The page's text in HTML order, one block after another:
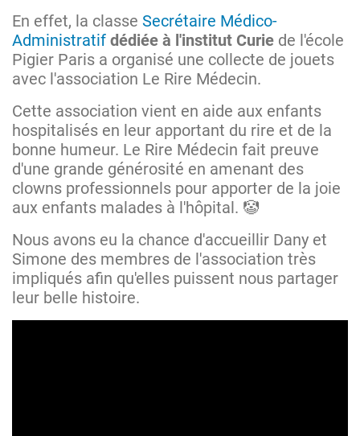
En effet, la classe Secrétaire Médico-
Administratif dédiée à l'institut Curie de l'école
Pigier Paris a organisé une collecte de jouets
avec l'association Le Rire Médecin.
Cette association vient en aide aux enfants
hospitalisés en leur apportant du rire et de la
bonne humeur. Le Rire Médecin fait preuve
d'une grande générosité en amenant des
clowns professionnels pour apporter de la joie
aux enfants malades à l'hôpital. 🤡
Nous avons eu la chance d'accueillir Dany et
Simone des membres de l'association très
impliqués afin qu'elles puissent nous partager
leur belle histoire.